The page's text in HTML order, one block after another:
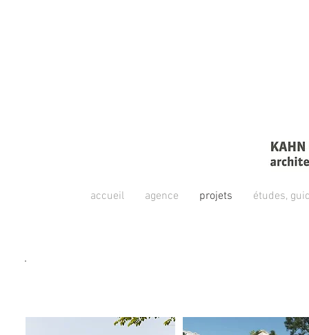
accueil agence projets études,